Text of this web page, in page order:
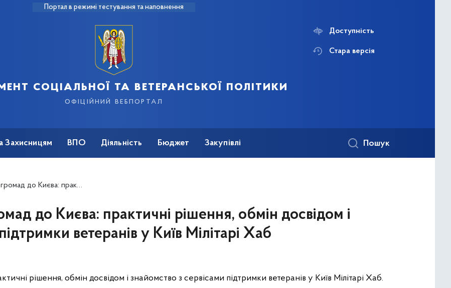
Портал в режимі тестування та наповнення
соціальної та ветеранської політики
офіційний вебпортал
Доступність
Стара версія
Захисницям ВПО Діяльність Бюджет Закупівлі Пошук
і знайомство з сервісами підтримки ветеранів у Київ Мілітарі Хаб
до Києва: практичні рішення, обмін досвідом і
ветеранів у Київ Мілітарі Хаб
рішення, обмін досвідом і знайомство з сервісами підтримки ветеранів у Київ Мілітарі Хаб.